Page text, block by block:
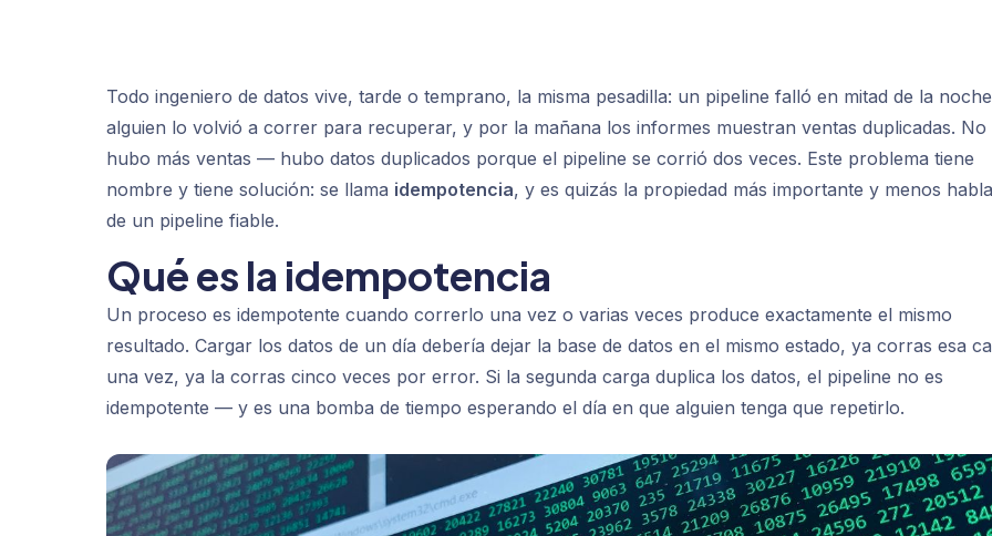
Todo ingeniero de datos vive, tarde o temprano, la misma pesadilla: un pipeline falló en mitad de la
alguien lo volvió a correr para recuperar, y por la mañana los informes muestran ventas duplicadas. No
hubo más ventas — hubo datos duplicados porque el pipeline se corrió dos veces. Este problema tiene
nombre y tiene solución: se llama idempotencia, y es quizás la propiedad más importante y menos
de un pipeline fiable.
Qué es la idempotencia
Un proceso es idempotente cuando correrlo una vez o varias veces produce exactamente el mismo
resultado. Cargar los datos de un día debería dejar la base de datos en el mismo estado, ya corras esa
una vez, ya la corras cinco veces por error. Si la segunda carga duplica los datos, el pipeline no es
idempotente — y es una bomba de tiempo esperando el día en que alguien tenga que repetirlo.